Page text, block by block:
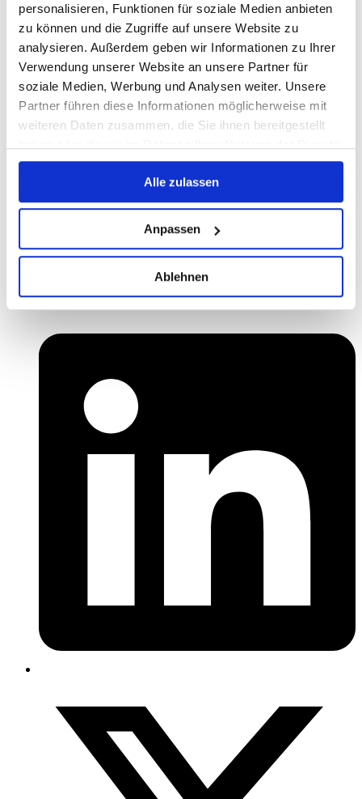
personalisieren, Funktionen für soziale Medien anbieten
zu können und die Zugriffe auf unsere Website zu
analysieren. Außerdem geben wir Informationen zu Ihrer
Verwendung unserer Website an unsere Partner für
soziale Medien, Werbung und Analysen weiter. Unsere
Partner führen diese Informationen möglicherweise mit
weiteren Daten zusammen, die Sie ihnen bereitgestellt
gesammelt haben.
Alle zulassen
Anpassen
Ablehnen